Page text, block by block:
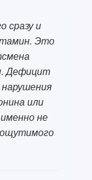
сразу и
Это
Дефицит
нарушения
или
не
ощутимого